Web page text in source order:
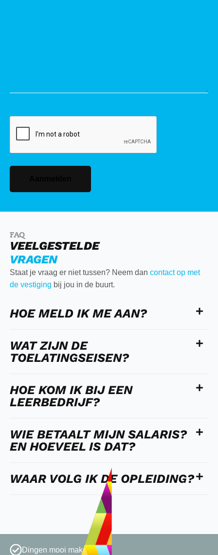
CAPTCHA
FAQ
VEELGESTELDE
VRAGEN
Staat je vraag er niet tussen? Neem dan contact op met
de vestiging bij jou in de buurt.
HOE MELD IK ME AAN?
WAT ZIJN DE
TOELATINGSEISEN?
HOE KOM IK BIJ EEN
LEERBEDRIJF?
WIE BETAALT MIJN SALARIS?
EN HOEVEEL IS DAT?
WAAR VOLG IK DE OPLEIDING?
Dingen mooi maken